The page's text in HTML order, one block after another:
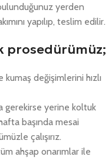
yerden
yapılıp, teslim edilir.
prosedürümüz;
değişimlerini hızlı
gerekirse yerine koltuk
başında mesai
çalışırız.
ahşap onarımlar ile